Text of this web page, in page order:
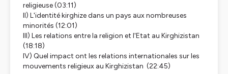
religieuse(03:11)
II) L'identité kirghize dans un pays aux nombreuses
minorités (12:01)
III) Les relations entre la religion et l'Etat au Kirghizistan
(18:18)
IV) Quel impact ont les relations internationales sur les
mouvements religieux au Kirghizistan (22:45)